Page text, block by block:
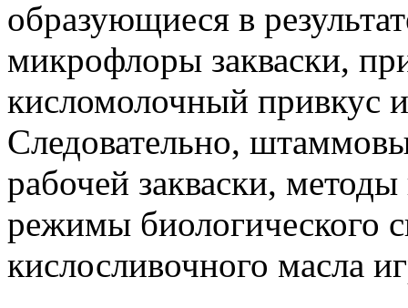
образующиеся в
микрофлоры закваски,
кисломолочный привкус
Следовательно,
рабочей закваски,
режимы биологического
кислосливочного масла